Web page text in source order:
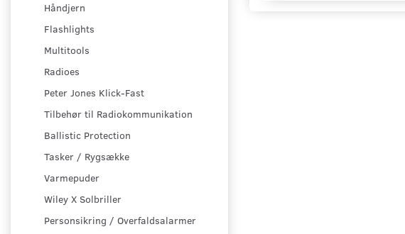
Håndjern
Flashlights
Multitools
Radioes
Peter Jones Klick-Fast
Tilbehør til Radiokommunikation
Ballistic Protection
Tasker / Rygsække
Varmepuder
Wiley X Solbriller
Personsikring / Overfaldsalarmer